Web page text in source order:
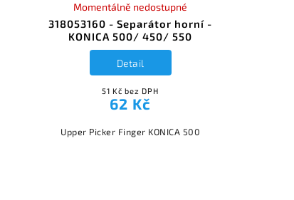
318053160 - Separátor horní -
KONICA 500/ 450/ 550
Momentálně nedostupné
51 Kč bez DPH
62 Kč
Detail
Upper Picker Finger KONICA 500